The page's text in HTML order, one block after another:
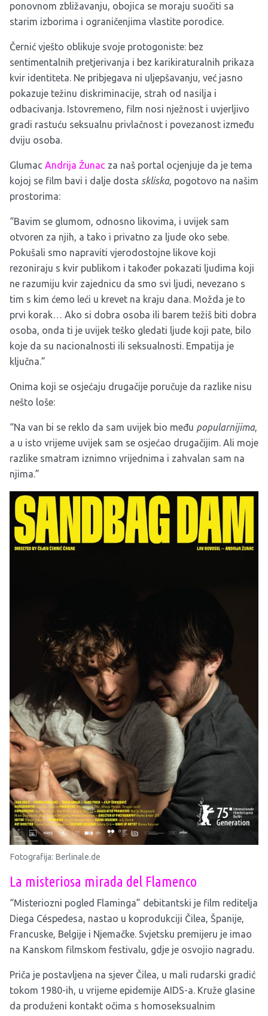
ponovnom zbližavanju, obojica se moraju suočiti sa
starim izborima i ograničenjima vlastite porodice.
Černić vješto oblikuje svoje protogoniste: bez
sentimentalnih pretjerivanja i bez karikiraturalnih prikaza
kvir identiteta. Ne pribjegava ni uljepšavanju, već jasno
pokazuje težinu diskriminacije, strah od nasilja i
odbacivanja. Istovremeno, film nosi nježnost i uvjerljivo
gradi rastuću seksualnu privlačnost i povezanost između
dviju osoba.
Glumac Andrija Žunac za naš portal ocjenjuje da je tema
kojoj se film bavi i dalje dosta skliska, pogotovo na našim
prostorima:
“Bavim se glumom, odnosno likovima, i uvijek sam
otvoren za njih, a tako i privatno za ljude oko sebe.
Pokušali smo napraviti vjerodostojne likove koji
rezoniraju s kvir publikom i također pokazati ljudima koji
ne razumiju kvir zajednicu da smo svi ljudi, nevezano s
tim s kim ćemo leći u krevet na kraju dana. Možda je to
prvi korak… Ako si dobra osoba ili barem težiš biti dobra
osoba, onda ti je uvijek teško gledati ljude koji pate, bilo
koje da su nacionalnosti ili seksualnosti. Empatija je
ključna.”
Onima koji se osjećaju drugačije poručuje da razlike nisu
nešto loše:
“Na van bi se reklo da sam uvijek bio među popularnijima,
a u isto vrijeme uvijek sam se osjećao drugačijim. Ali moje
razlike smatram iznimno vrijednima i zahvalan sam na
njima.”
Fotografija: Berlinale.de
La misteriosa mirada del Flamenco
“Misteriozni pogled Flaminga” debitantski je film reditelja
Diega Céspedesa, nastao u koprodukciji Čilea, Španije,
Francuske, Belgije i Njemačke. Svjetsku premijeru je imao
na Kanskom filmskom festivalu, gdje je osvojio nagradu.
Priča je postavljena na sjever Čilea, u mali rudarski gradić
tokom 1980-ih, u vrijeme epidemije AIDS-a. Kruže glasine
da produženi kontakt očima s homoseksualnim